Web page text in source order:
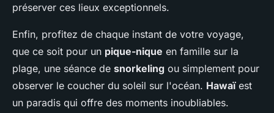
préserver ces lieux exceptionnels.
Enfin, profitez de chaque instant de votre voyage,
que ce soit pour un pique-nique en famille sur la
plage, une séance de snorkeling ou simplement pour
observer le coucher du soleil sur l'océan. Hawaïest
un paradis qui offre des moments inoubliables.